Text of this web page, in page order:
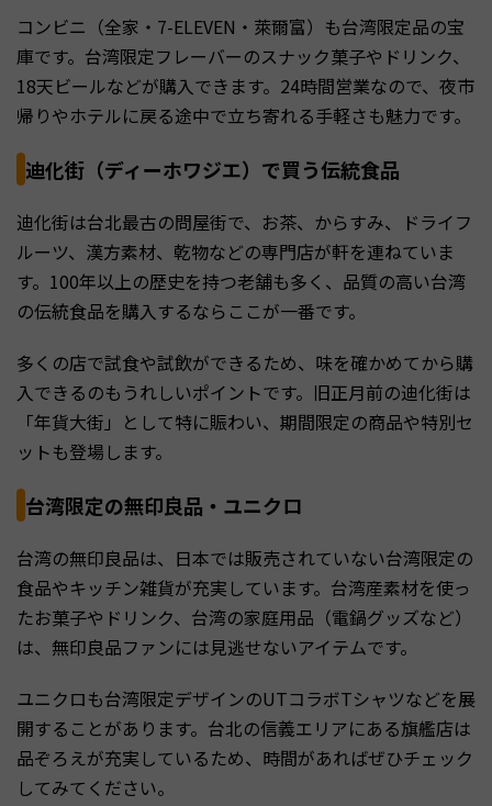
コンビニ（全家・7-ELEVEN・萊爾富）も台湾限定品の宝
庫です。台湾限定フレーバーのスナック菓子やドリンク、
18天ビールなどが購入できます。24時間営業なので、夜市
帰りやホテルに戻る途中で立ち寄れる手軽さも魅力です。
迪化街（ディーホワジエ）で買う伝統食品
迪化街は台北最古の問屋街で、お茶、からすみ、ドライフ
ルーツ、漢方素材、乾物などの専門店が軒を連ねていま
す。100年以上の歴史を持つ老舗も多く、品質の高い台湾
の伝統食品を購入するならここが一番です。
多くの店で試食や試飲ができるため、味を確かめてから購
入できるのもうれしいポイントです。旧正月前の迪化街は
「年貨大街」として特に賑わい、期間限定の商品や特別セ
ットも登場します。
台湾限定の無印良品・ユニクロ
台湾の無印良品は、日本では販売されていない台湾限定の
食品やキッチン雑貨が充実しています。台湾産素材を使っ
たお菓子やドリンク、台湾の家庭用品（電鍋グッズなど）
は、無印良品ファンには見逃せないアイテムです。
ユニクロも台湾限定デザインのUTコラボTシャツなどを展
開することがあります。台北の信義エリアにある旗艦店は
品ぞろえが充実しているため、時間があればぜひチェック
してみてください。